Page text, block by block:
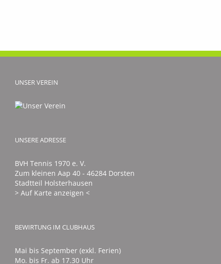
UNSER VEREIN
UNSERE ADRESSE
BVH Tennis 1970 e. V.
Zum kleinen Aap 40 - 46284 Dorsten
Stadtteil Holsterhausen
> Auf Karte anzeigen <
BEWIRTUNG IM CLUBHAUS
Mai bis September (exkl. Ferien)
Mo. bis Fr. ab 17.30 Uhr